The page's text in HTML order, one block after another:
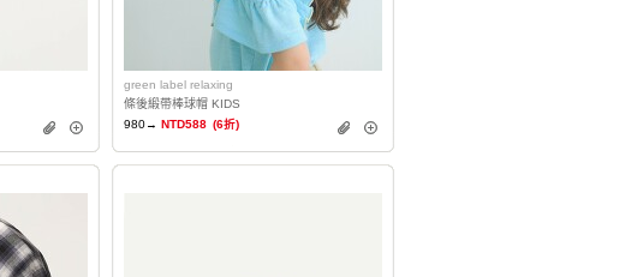
green label relaxing
條後緞帶棒球帽 KIDS
980→ NTD588 (6折)